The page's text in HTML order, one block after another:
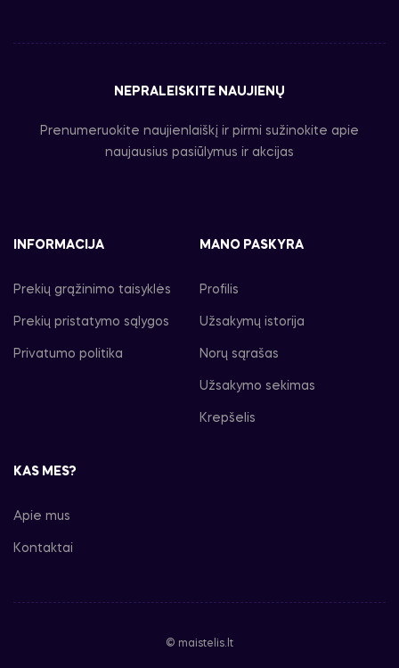
NEPRALEISKITE NAUJIENŲ
Prenumeruokite naujienlaiškį ir pirmi sužinokite apie
naujausius pasiūlymus ir akcijas
INFORMACIJA
Prekių grąžinimo taisyklės
Prekių pristatymo sąlygos
Privatumo politika
MANO PASKYRA
Profilis
Užsakymų istorija
Norų sąrašas
Užsakymo sekimas
Krepšelis
KAS MES?
Apie mus
Kontaktai
© maistelis.lt